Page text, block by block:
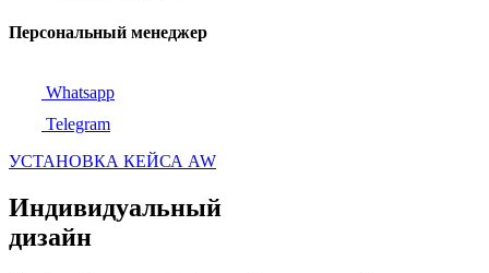
Персональный менеджер
Whatsapp
Telegram
УСТАНОВКА КЕЙСА AW
Индивидуальный
дизайн